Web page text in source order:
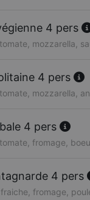
4 pers
mozzarella,
4 pers
mozzarella,
4 pers
fromage,
4 pers
fromage,